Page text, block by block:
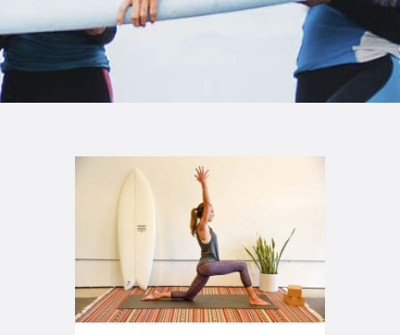
TIENDA FAMILY SURFERS
WEBCAM SALINAS
PEDIDOS